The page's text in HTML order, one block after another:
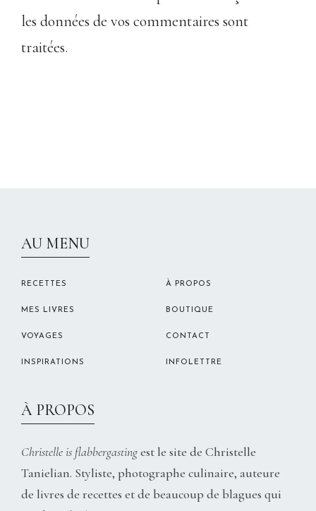
les données de vos commentaires sont
traitées.
AU MENU
RECETTES
MES LIVRES
VOYAGES
INSPIRATIONS
À PROPOS
BOUTIQUE
CONTACT
INFOLETTRE
À PROPOS
Christelle is flabbergastingest le site de Christelle
Tanielian. Styliste, photographe culinaire, auteure
de livres de recettes et de beaucoup de blagues qui